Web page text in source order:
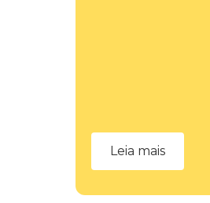
Leia mais